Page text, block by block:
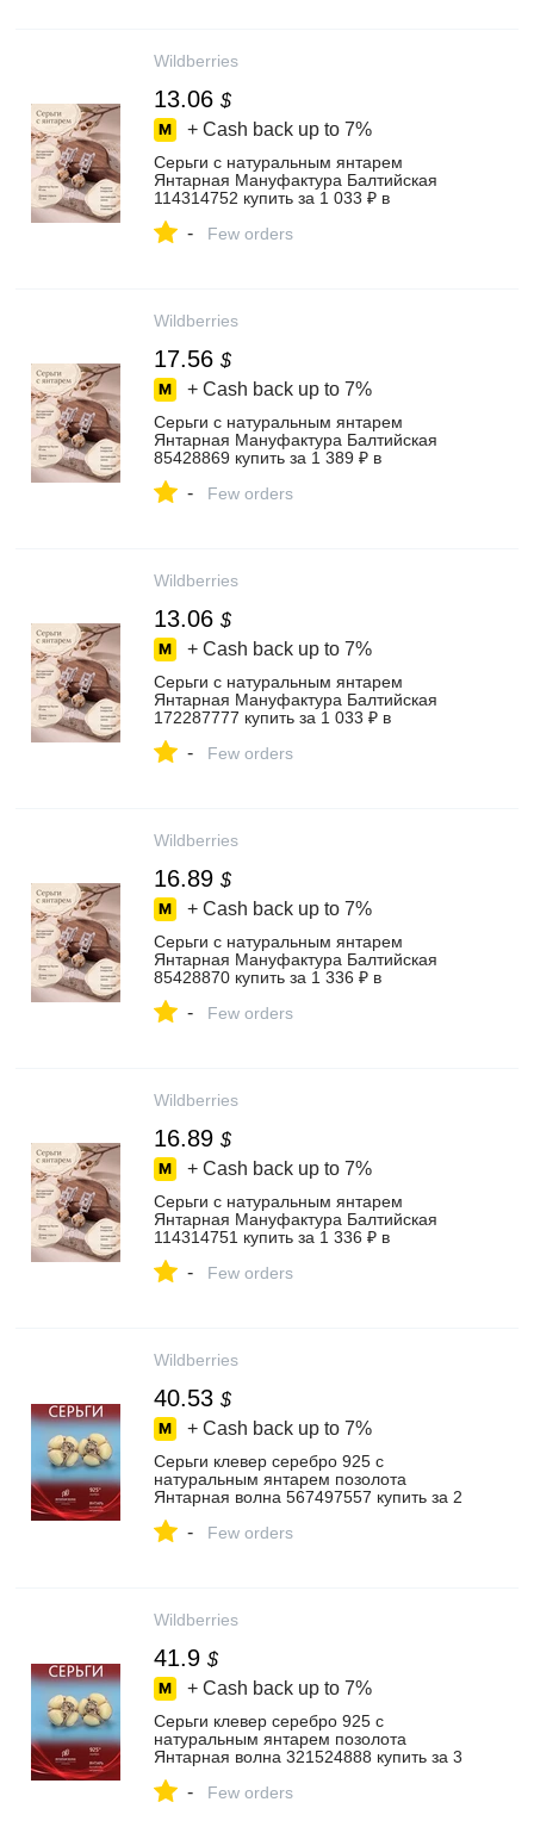
Wildberries
13.06 $
+ Cash back up to 7%
Серьги с натуральным янтарем
Янтарная Мануфактура Балтийская
114314752 купить за 1 033 ₽ в
- Few orders
Wildberries
17.56 $
+ Cash back up to 7%
Серьги с натуральным янтарем
Янтарная Мануфактура Балтийская
85428869 купить за 1 389 ₽ в
- Few orders
Wildberries
13.06 $
+ Cash back up to 7%
Серьги с натуральным янтарем
Янтарная Мануфактура Балтийская
172287777 купить за 1 033 ₽ в
- Few orders
Wildberries
16.89 $
+ Cash back up to 7%
Серьги с натуральным янтарем
Янтарная Мануфактура Балтийская
85428870 купить за 1 336 ₽ в
- Few orders
Wildberries
16.89 $
+ Cash back up to 7%
Серьги с натуральным янтарем
Янтарная Мануфактура Балтийская
114314751 купить за 1 336 ₽ в
- Few orders
Wildberries
40.53 $
+ Cash back up to 7%
Серьги клевер серебро 925 с
натуральным янтарем позолота
Янтарная волна 567497557 купить за 2
- Few orders
Wildberries
41.9 $
+ Cash back up to 7%
Серьги клевер серебро 925 с
натуральным янтарем позолота
Янтарная волна 321524888 купить за 3
- Few orders